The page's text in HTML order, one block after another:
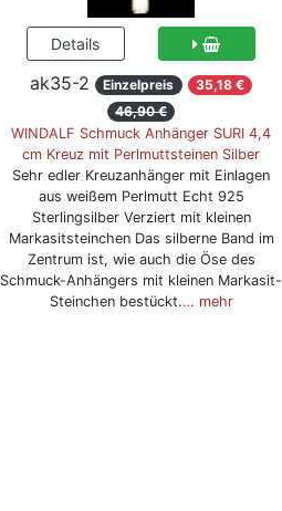
ak35-2 Einzelpreis
35,18 €
46,90 €
WINDALF Schmuck Anhänger SURI 4,4
cm Kreuz mit Perlmuttsteinen Silber
Sehr edler Kreuzanhänger mit Einlagen
aus weißem Perlmutt Echt 925
Sterlingsilber Verziert mit kleinen
Markasitsteinchen Das silberne Band im
Zentrum ist, wie auch die Öse des
Schmuck-Anhängers mit kleinen Markasit-
Steinchen bestückt.… mehr